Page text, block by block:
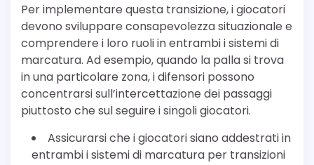
Per implementare questa transizione, i giocatori
devono sviluppare consapevolezza situazionale e
comprendere i loro ruoli in entrambi i sistemi di
marcatura. Ad esempio, quando la palla si trova
in una particolare zona, i difensori possono
concentrarsi sull’intercettazione dei passaggi
piuttosto che sul seguire i singoli giocatori.
Assicurarsi che i giocatori siano addestrati in
entrambi i sistemi di marcatura per transizioni